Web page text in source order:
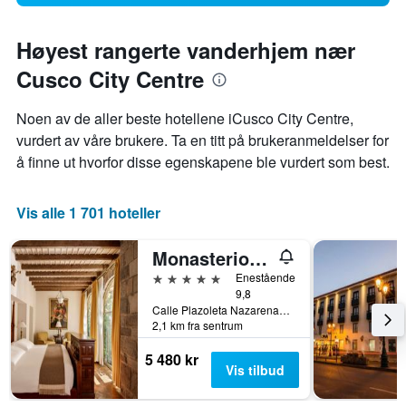
Høyest rangerte vanderhjem nær
Cusco City Centre
Noen av de aller beste hotellene iCusco City Centre,
vurdert av våre brukere. Ta en titt på brukeranmeldelser for
å finne ut hvorfor disse egenskapene ble vurdert som best.
Vis alle 1 701 hoteller
Monasterio, A Belmond Hotel, Cusco
5 stjerner
Enestående
9,8
Calle Plazoleta Nazarenas 337, Cusco, Cuzco, Peru
2,1 km fra sentrum
5 480 kr Vis tilbud